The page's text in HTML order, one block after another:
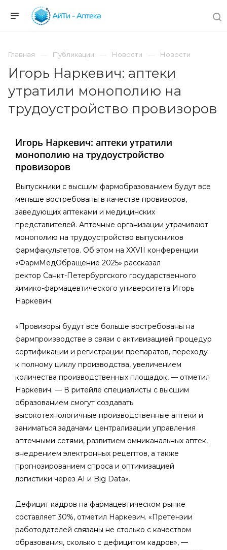
Главная Публикации Новости Новости
Игорь Наркевич: аптеки
утратили монополию на
трудоустройство провизоров
Игорь Наркевич: аптеки утратили
монополию на трудоустройство
провизоров
Выпускники с высшим фармобразованием будут все
меньше востребованы в качестве провизоров,
заведующих аптеками и медицинских
представителей. Аптечные организации утрачивают
монополию на трудоустройство выпускников
фармфакультетов. Об этом на XXVII конференции
«ФармМедОбращение 2025» рассказал
ректор Санкт-Петербургского государственного
химико-фармацевтического университета Игорь
Наркевич.
«Провизоры будут все больше востребованы на
фармпроизводстве в связи с активизацией процедур
сертификации и регистрации препаратов, переходу
к полному циклу производства, увеличением
количества производственных площадок, — отметил
Наркевич. — В ритейле специалисты с высшим
образованием смогут создавать
высокотехнологичные производственные аптеки и
заниматься задачами централизации управления
аптечными сетями, развитием омниканальных аптек,
внедрением электронных рецептов, а также
прогнозированием спроса и оптимизацией
логистики через AI и Big Data».
Дефицит кадров на фармацевтическом рынке
составляет 30%, отметил Наркевич. «Претензии
работодателей связаны не столько с качеством
образования, сколько с дефицитом кадров», —